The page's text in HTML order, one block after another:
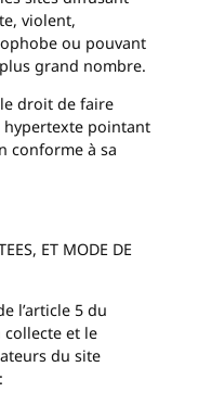
violent,
ou pouvant
grand nombre.
droit de faire
pointant
conforme à sa
ET MODE DE
l’article 5 du
collecte et le
du site